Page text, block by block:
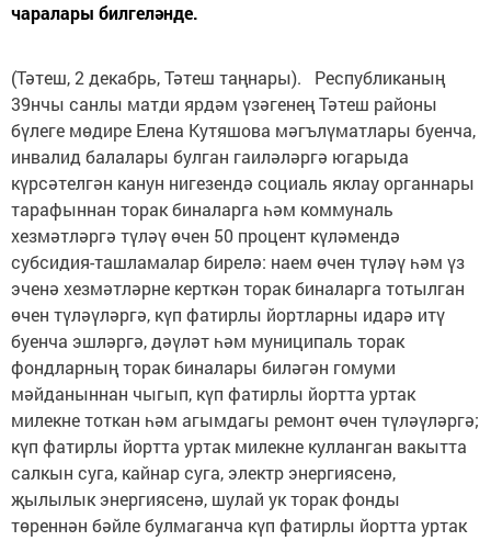
чаралары билгеләнде.
(Тәтеш, 2 декабрь, Тәтеш таңнары). Республиканың
39нчы санлы матди ярдәм үзәгенең Тәтеш районы
бүлеге мөдире Елена Кутяшова мәгълүматлары буенча,
инвалид балалары булган гаиләләргә югарыда
күрсәтелгән канун нигезендә социаль яклау органнары
тарафыннан торак биналарга һәм коммуналь
хезмәтләргә түләү өчен 50 процент күләмендә
субсидия-ташламалар бирелә: наем өчен түләү һәм үз
эченә хезмәтләрне керткән торак биналарга тотылган
өчен түләүләргә, күп фатирлы йортларны идарә итү
буенча эшләргә, дәүләт һәм муниципаль торак
фондларның торак биналары биләгән гомуми
мәйданыннан чыгып, күп фатирлы йортта уртак
милекне тоткан һәм агымдагы ремонт өчен түләүләргә;
күп фатирлы йортта уртак милекне кулланган вакытта
салкын суга, кайнар суга, электр энергиясенә,
җылылык энергиясенә, шулай ук торак фонды
төреннән бәйле булмаганча күп фатирлы йортта уртак